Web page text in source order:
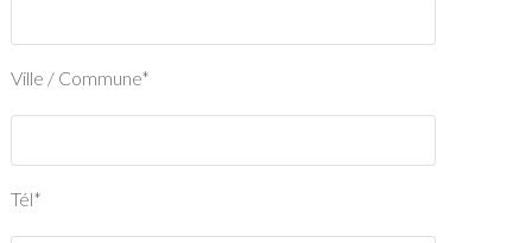
Ville / Commune*
Tél*